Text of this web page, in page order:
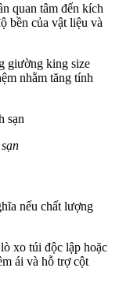
quan tâm đến kích
bền của vật liệu và
giường king size
nhằm tăng tính
nếu chất lượng
xo túi độc lập hoặc
ái và hỗ trợ cột